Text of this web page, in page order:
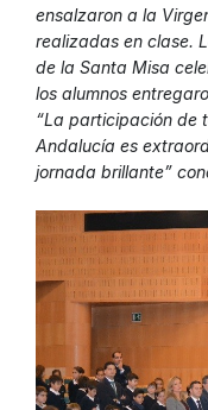
ensalzaron a la
realizadas en clase.
de la Santa Misa
los alumnos
“La participación de
Andalucía es
jornada brillante”